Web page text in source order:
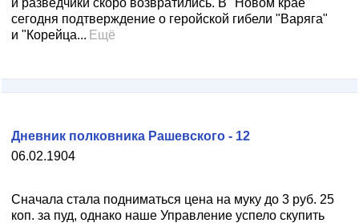
и разведчики скоро возвратились. В "Новом крае"
сегодня подтверждение о геройской гибели "Варяга"
и "Корейца... Ещё
06.02.1904
Дневник полковника Рашевского - 12
Сначала стала подниматься цена на муку до 3 руб. 25
коп. за пуд, однако наше Управление успело скупить